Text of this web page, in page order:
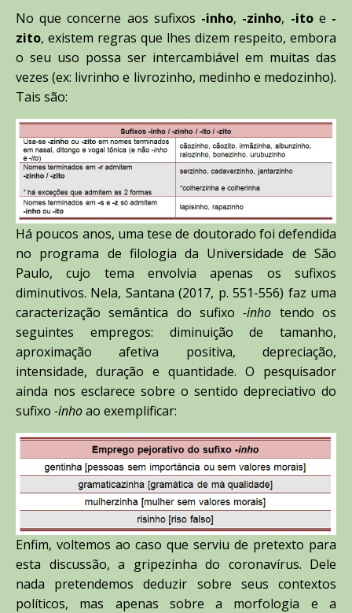
No que concerne aos sufixos -inho, -zinho, -ito e -
zito, existem regras que lhes dizem respeito, embora
o seu uso possa ser intercambiável em muitas das
vezes (ex: livrinho e livrozinho, medinho e medozinho).
Tais são:
Há poucos anos, uma tese de doutorado foi defendida
no programa de filologia da Universidade de São
Paulo, cujo tema envolvia apenas os sufixos
diminutivos. Nela, Santana (2017, p. 551-556) faz uma
caracterização semântica do sufixo-inho tendo os
seguintes empregos: diminuição de tamanho,
aproximação afetiva positiva, depreciação,
intensidade, duração e quantidade. O pesquisador
ainda nos esclarece sobre o sentido depreciativo do
sufixo -inhoao exemplificar:
Enfim, voltemos ao caso que serviu de pretexto para
esta discussão, a gripezinha do coronavírus. Dele
nada pretendemos deduzir sobre seus contextos
políticos, mas apenas sobre a morfologia e a